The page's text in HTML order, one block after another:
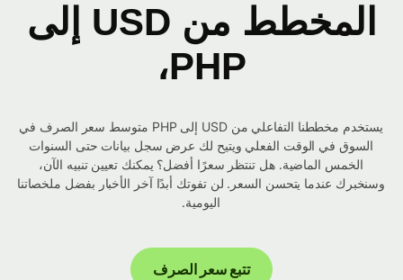
المخطط من USD إلى
PHP،
يستخدم مخططنا التفاعلي من USD إلى PHP متوسط ​​سعر الصرف في
السوق في الوقت الفعلي ويتيح لك عرض سجل بيانات حتى السنوات
الخمس الماضية. هل تنتظر سعرًا أفضل؟ يمكنك تعيين تنبيه الآن،
وسنخبرك عندما يتحسن السعر. لن تفوتك أبدًا آخر الأخبار بفضل ملخصاتنا
اليومية.
تتبع سعر الصرف